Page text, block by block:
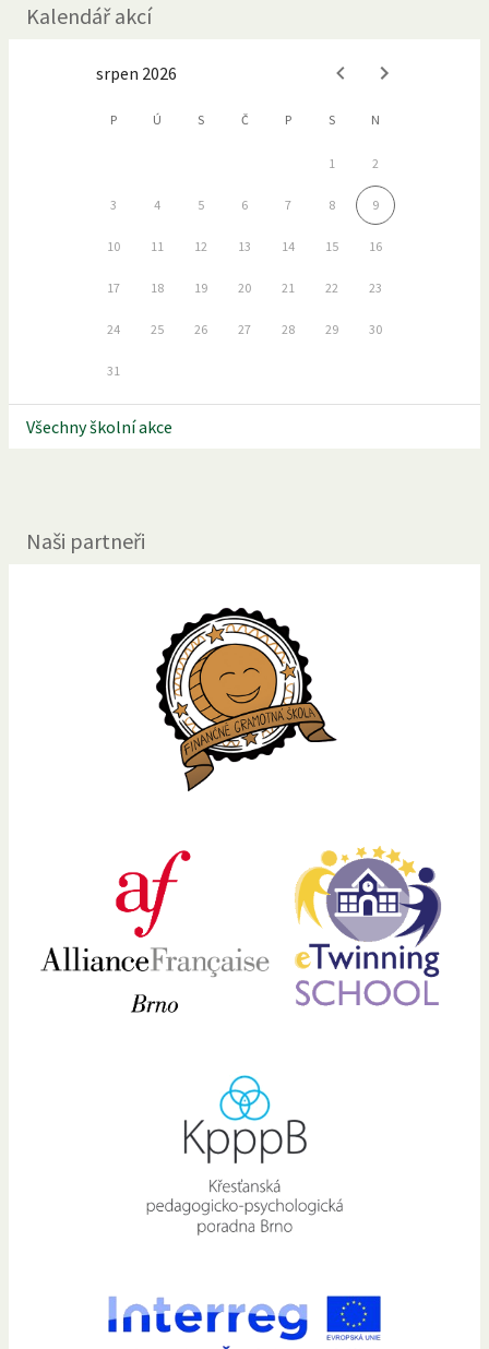
Kalendář akcí
srpen 2026
P Ú S Č P S N
1 2
3 4 5 6 7 8 9
10 11 12 13 14 15 16
17 18 19 20 21 22 23
24 25 26 27 28 29 30
31
Všechny školní akce
Naši partneři